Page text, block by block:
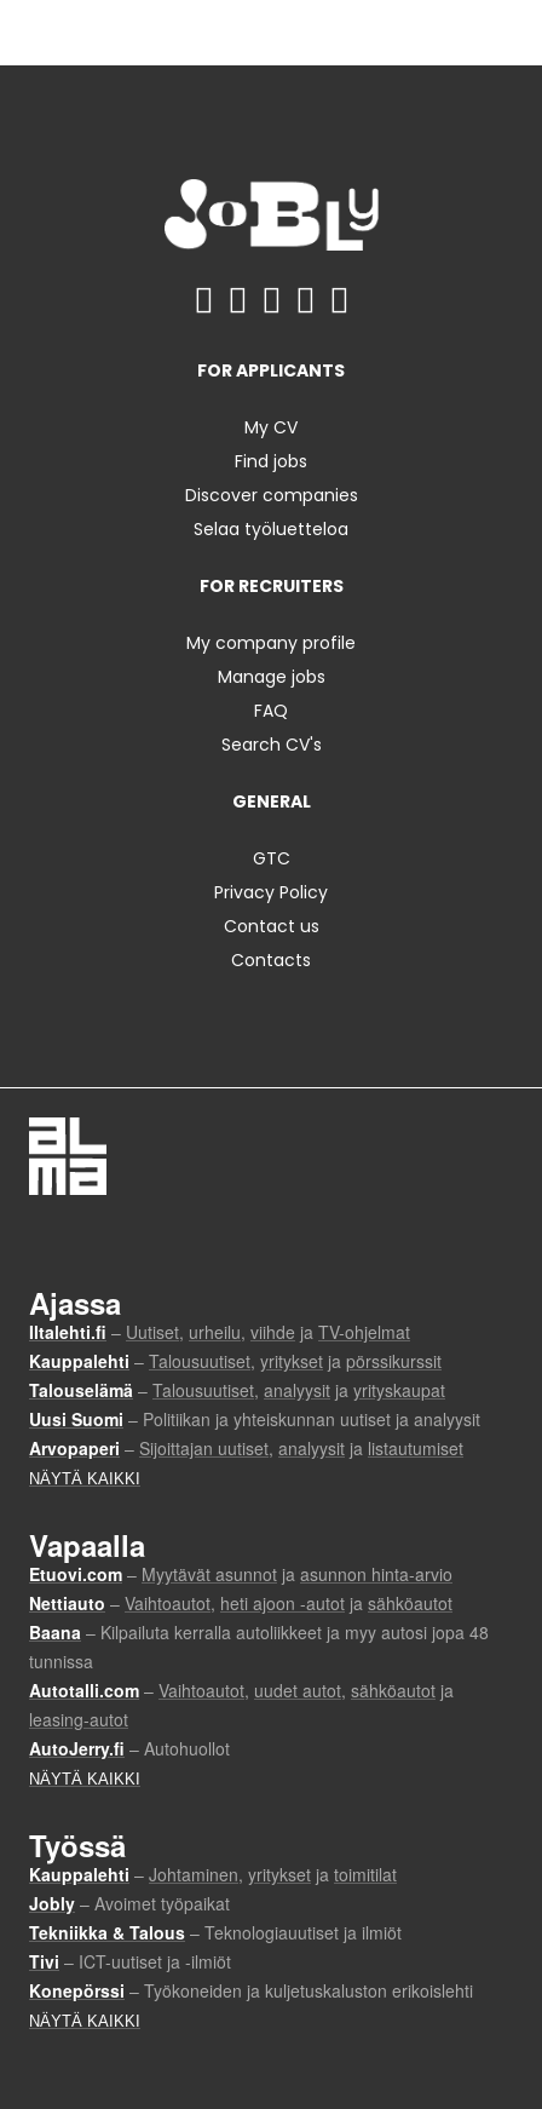
FOR APPLICANTS
My CV
Find jobs
Discover companies
Selaa työluetteloa
FOR RECRUITERS
My company profile
Manage jobs
FAQ
Search CV's
GENERAL
GTC
Privacy Policy
Contact us
Contacts